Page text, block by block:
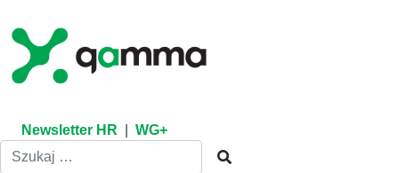
content
Newsletter HR WG+